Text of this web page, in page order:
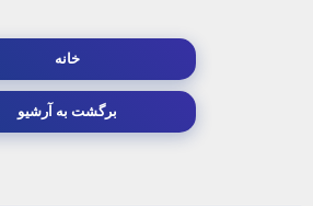
خانه
برگشت به آرشیو